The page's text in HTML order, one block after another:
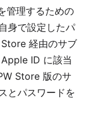
管理するための
身で設定したパ
経由のサブ
ID に該当
Store 版のサ
とパスワードを